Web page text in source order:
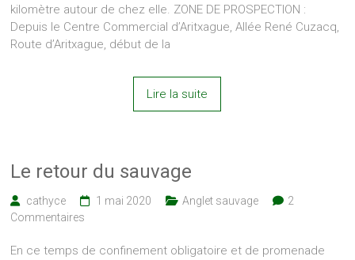
kilomètre autour de chez elle. ZONE DE PROSPECTION :
Depuis le Centre Commercial d’Aritxague, Allée René Cuzacq,
Route d’Aritxague, début de la
Lire la suite
Le retour du sauvage
cathyce 1 mai 2020 Anglet sauvage
2
Commentaires
En ce temps de confinement obligatoire et de promenade